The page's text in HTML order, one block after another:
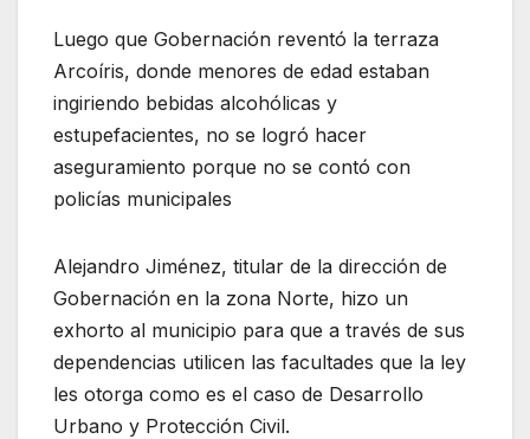
Luego que Gobernación reventó la terraza
Arcoíris, donde menores de edad estaban
ingiriendo bebidas alcohólicas y
estupefacientes, no se logró hacer
aseguramiento porque no se contó con
policías municipales
Alejandro Jiménez, titular de la dirección de
Gobernación en la zona Norte, hizo un
exhorto al municipio para que a través de sus
dependencias utilicen las facultades que la ley
les otorga como es el caso de Desarrollo
Urbano y Protección Civil.